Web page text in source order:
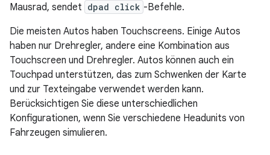
Mausrad, sendet dpad click -Befehle.
Die meisten Autos haben Touchscreens. Einige Autos
haben nur Drehregler, andere eine Kombination aus
Touchscreen und Drehregler. Autos können auch ein
Touchpad unterstützen, das zum Schwenken der Karte
und zur Texteingabe verwendet werden kann.
Berücksichtigen Sie diese unterschiedlichen
Konfigurationen, wenn Sie verschiedene Headunits von
Fahrzeugen simulieren.